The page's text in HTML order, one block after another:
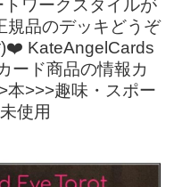
ワークスタイルが
規品のデッキどうぞ
KateAngelCards
ード商品の情報カ
本>>>趣味・スポー
使用